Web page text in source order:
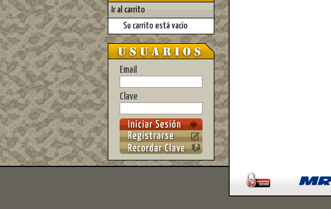
Ir al carrito
Su carrito está vacío
Email
Clave